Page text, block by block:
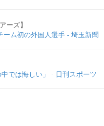
ーズ】
ーム初の外国人選手 - 埼玉新聞
では悔しい」 - 日刊スポーツ